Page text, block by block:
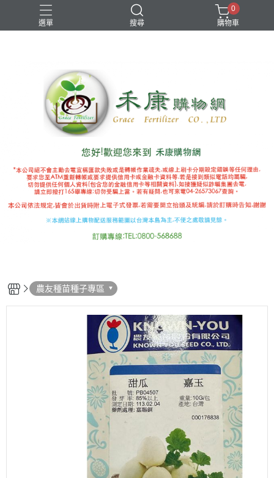
選單 搜尋
國產推薦補助 有機審字號肥料
0
購物車
農友種苗種子專區